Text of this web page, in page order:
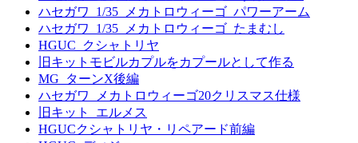
ハセガワ_1/35_メカトロウィーゴ_パワーアーム
ハセガワ_1/35_メカトロウィーゴ_たまむし
HGUC_クシャトリヤ
旧キットモビルカプルをカプールとして作る
MG_ターンX後編
ハセガワ_メカトロウィーゴ20クリスマス仕様
旧キット_エルメス
HGUCクシャトリヤ・リペアード前編